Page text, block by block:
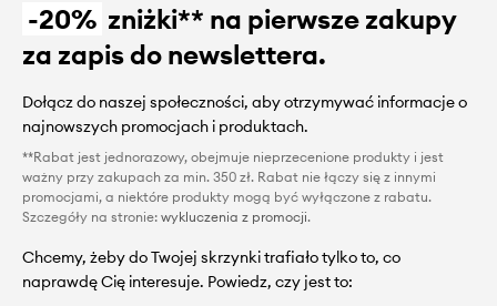
-20% zniżki** na pierwsze zakupy
za zapis do newslettera.
Dołącz do naszej społeczności, aby otrzymywać informacje o
najnowszych promocjach i produktach.
**Rabat jest jednorazowy, obejmuje nieprzecenione produkty i jest
ważny przy zakupach za min. 350 zł. Rabat nie łączy się z innymi
promocjami, a niektóre produkty mogą być wyłączone z rabatu.
Szczegóły na stronie: wykluczenia z promocji.
Chcemy, żeby do Twojej skrzynki trafiało tylko to, co
naprawdę Cię interesuje. Powiedz, czy jest to: